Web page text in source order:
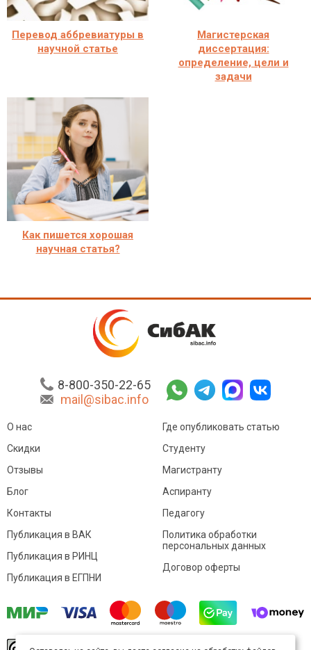
Перевод аббревиатуры в
научной статье
Магистерская
диссертация:
определение, цели и
задачи
Как пишется хорошая
научная статья?
8-800-350-22-65
mail@sibac.info
О нас
Скидки
Отзывы
Блог
Контакты
Где опубликовать статью
Студенту
Магистранту
Аспиранту
Педагогу
Публикация в ВАК
Публикация в РИНЦ
Публикация в ЕГПНИ
Политика обработки
персональных данных
Договор оферты